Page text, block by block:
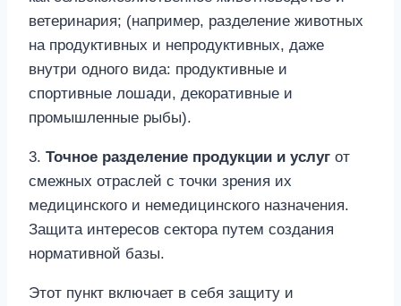
ветеринария; (например, разделение животных
на продуктивных и непродуктивных, даже
внутри одного вида: продуктивные и
спортивные лошади, декоративные и
промышленные рыбы).
3. Точное разделение продукции и услуг от
смежных отраслей с точки зрения их
медицинского и немедицинского назначения.
Защита интересов сектора путем создания
нормативной базы.
Этот пункт включает в себя защиту и